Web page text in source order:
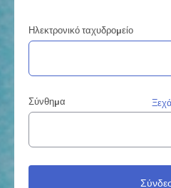
Ηλεκτρονικό ταχυδρομείο
Σύνθημα